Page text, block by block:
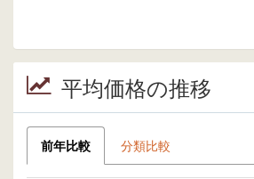
平均価格の推移
前年比較 分類比較